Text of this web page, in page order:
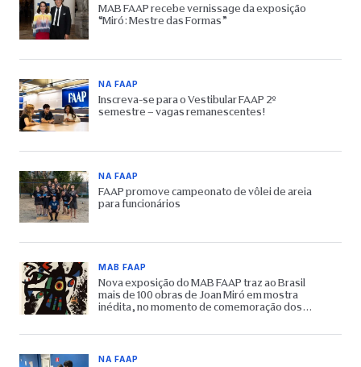
MAB FAAP recebe vernissage da exposição
“Miró: Mestre das Formas”
NA FAAP
Inscreva-se para o Vestibular FAAP 2º
semestre – vagas remanescentes!
NA FAAP
FAAP promove campeonato de vôlei de areia
para funcionários
MAB FAAP
Nova exposição do MAB FAAP traz ao Brasil
mais de 100 obras de Joan Miró em mostra
inédita, no momento de comemoração dos
NA FAAP